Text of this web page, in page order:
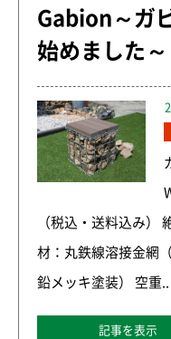
Gabion～ガ
始めました～
（税込・送料込み）
材：丸鉄線溶接金網
鉛メッキ塗装） 空重..
記事を表示